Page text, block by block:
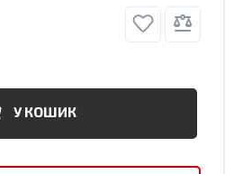
У КОШИК